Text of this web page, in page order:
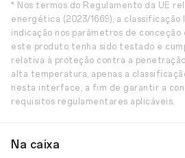
* Nos termos do Regulamento da UE
energética (2023/1669), a classificação
indicação nos parâmetros de conceção
este produto tenha sido testado e
relativa à proteção contra a
alta temperatura, apenas a
nesta interface, a fim de garantir a
requisitos regulamentares aplicáveis.
Na caixa